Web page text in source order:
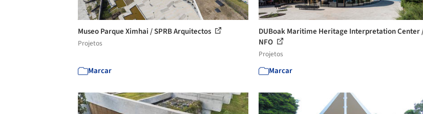
Museo Parque Ximhai / SPRB Arquitectos
Projetos
Marcar
DUBoak Maritime Heritage Interpretation Center
NFO
Projetos
Marcar